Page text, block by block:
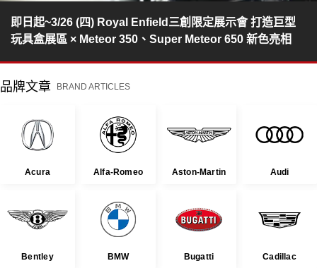
即日起~3/26 (四) Royal Enfield三創限定展示會 打造巨型
玩具盒展區 × Meteor 350、Super Meteor 650 新色亮相
品牌文章 BRAND ARTICLES
Acura Alfa-Romeo Aston-Martin Audi
Bentley BMW Bugatti Cadillac